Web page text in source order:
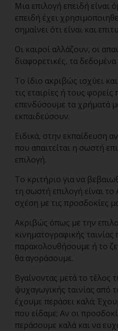
Μια επιλογή επειδή είναι
επειδή έχει
σημαίνει ότι είναι και
Οι καιροί αλλάζουν, οι
διαφορετικές, τα
Το ίδιο ακριβώς ισχύει
τις εταιρίες ή τους
επενδύσουμε τα χρήματά
εκπαιδεύσουν.
Ειδικά, στην εκπαίδευση
που απαιτείται η σωστή
επιλογή.
Το κριτήριο για να
τη σωστή επιλογή είναι
σχέση με τις προσδοκίες
Ακριβώς όπως με την
κινηματογραφικής ταινίας
παρακολουθήσουμε ή το
θα αγοράσουμε.
Βγαίνοντας μετά το τέλος
ψυχαγωγικής ταινίας από
έχουμε περάσει καλά;
που είδαμε; Αν οι
περάσουμε καλά και να